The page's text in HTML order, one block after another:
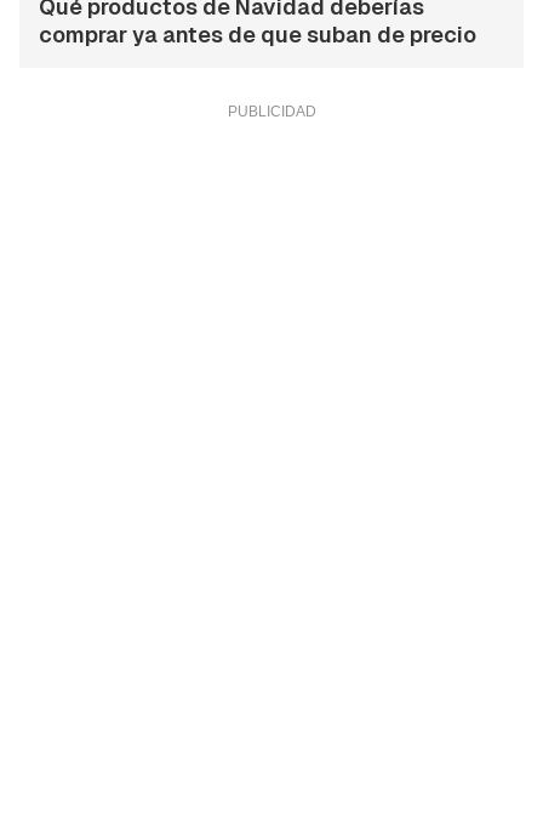
Qué productos de Navidad deberías
comprar ya antes de que suban de precio